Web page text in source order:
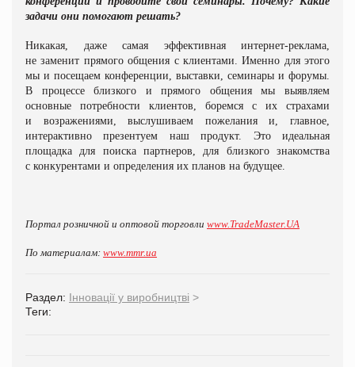
задачи они помогают решать?
Никакая, даже самая эффективная интернет-реклама,
не заменит прямого общения с клиентами. Именно для этого
мы и посещаем конференции, выставки, семинары и форумы.
В процессе близкого и прямого общения мы выявляем
основные потребности клиентов, боремся с их страхами
и возражениями, выслушиваем пожелания и, главное,
интерактивно презентуем наш продукт. Это идеальная
площадка для поиска партнеров, для близкого знакомства
с конкурентами и определения их планов на будущее.
Портал розничной и оптовой торговли www.TradeMaster.UA
По материалам: www.mmr.ua
Раздел: Інновації у виробництві >
Теги: